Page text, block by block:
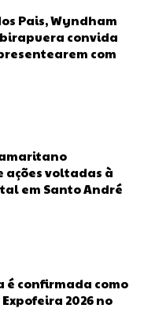
Pais, Wyndham
convida
com
ações voltadas à
em Santo André
é confirmada como
2026 no